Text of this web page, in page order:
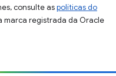
consulte aspolíticas do
marca registrada da Oracle